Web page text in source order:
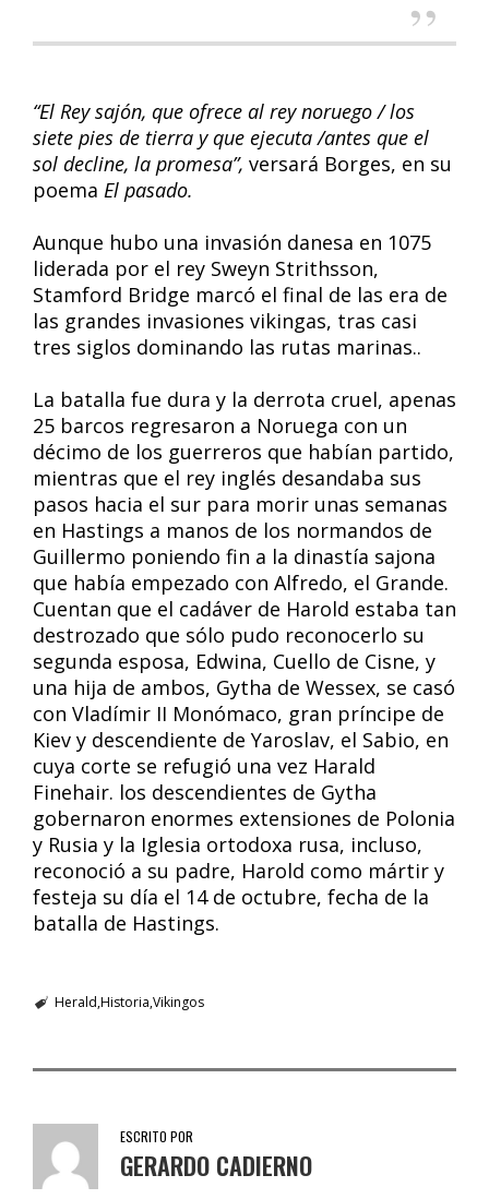
“El Rey sajón, que ofrece al rey noruego / los
siete pies de tierra y que ejecuta /antes que el
sol decline, la promesa”, versará Borges, en su
poema El pasado.
Aunque hubo una invasión danesa en 1075
liderada por el rey Sweyn Strithsson,
Stamford Bridge marcó el final de las era de
las grandes invasiones vikingas, tras casi
tres siglos dominando las rutas marinas..
La batalla fue dura y la derrota cruel, apenas
25 barcos regresaron a Noruega con un
décimo de los guerreros que habían partido,
mientras que el rey inglés desandaba sus
pasos hacia el sur para morir unas semanas
en Hastings a manos de los normandos de
Guillermo poniendo fin a la dinastía sajona
que había empezado con Alfredo, el Grande.
Cuentan que el cadáver de Harold estaba tan
destrozado que sólo pudo reconocerlo su
segunda esposa, Edwina, Cuello de Cisne, y
una hija de ambos, Gytha de Wessex, se casó
con Vladímir II Monómaco, gran príncipe de
Kiev y descendiente de Yaroslav, el Sabio, en
cuya corte se refugió una vez Harald
Finehair. los descendientes de Gytha
gobernaron enormes extensiones de Polonia
y Rusia y la Iglesia ortodoxa rusa, incluso,
reconoció a su padre, Harold como mártir y
festeja su día el 14 de octubre, fecha de la
batalla de Hastings.
Herald Historia Vikingos
ESCRITO POR
GERARDO CADIERNO